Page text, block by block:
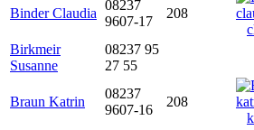
Binder Claudia
08237
9607-17
208
Birkmeir
Susanne
08237 95
27 55
Braun Katrin
08237
9607-16
208